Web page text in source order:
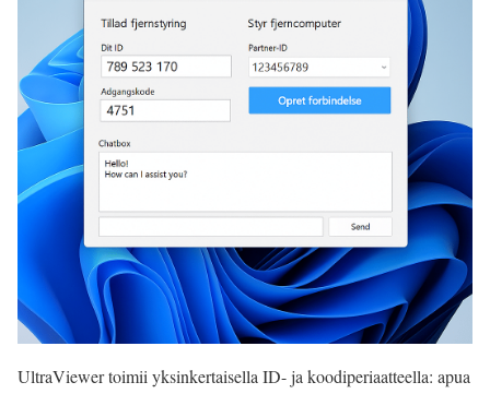
UltraViewer toimii yksinkertaisella ID- ja koodiperiaatteella: apua